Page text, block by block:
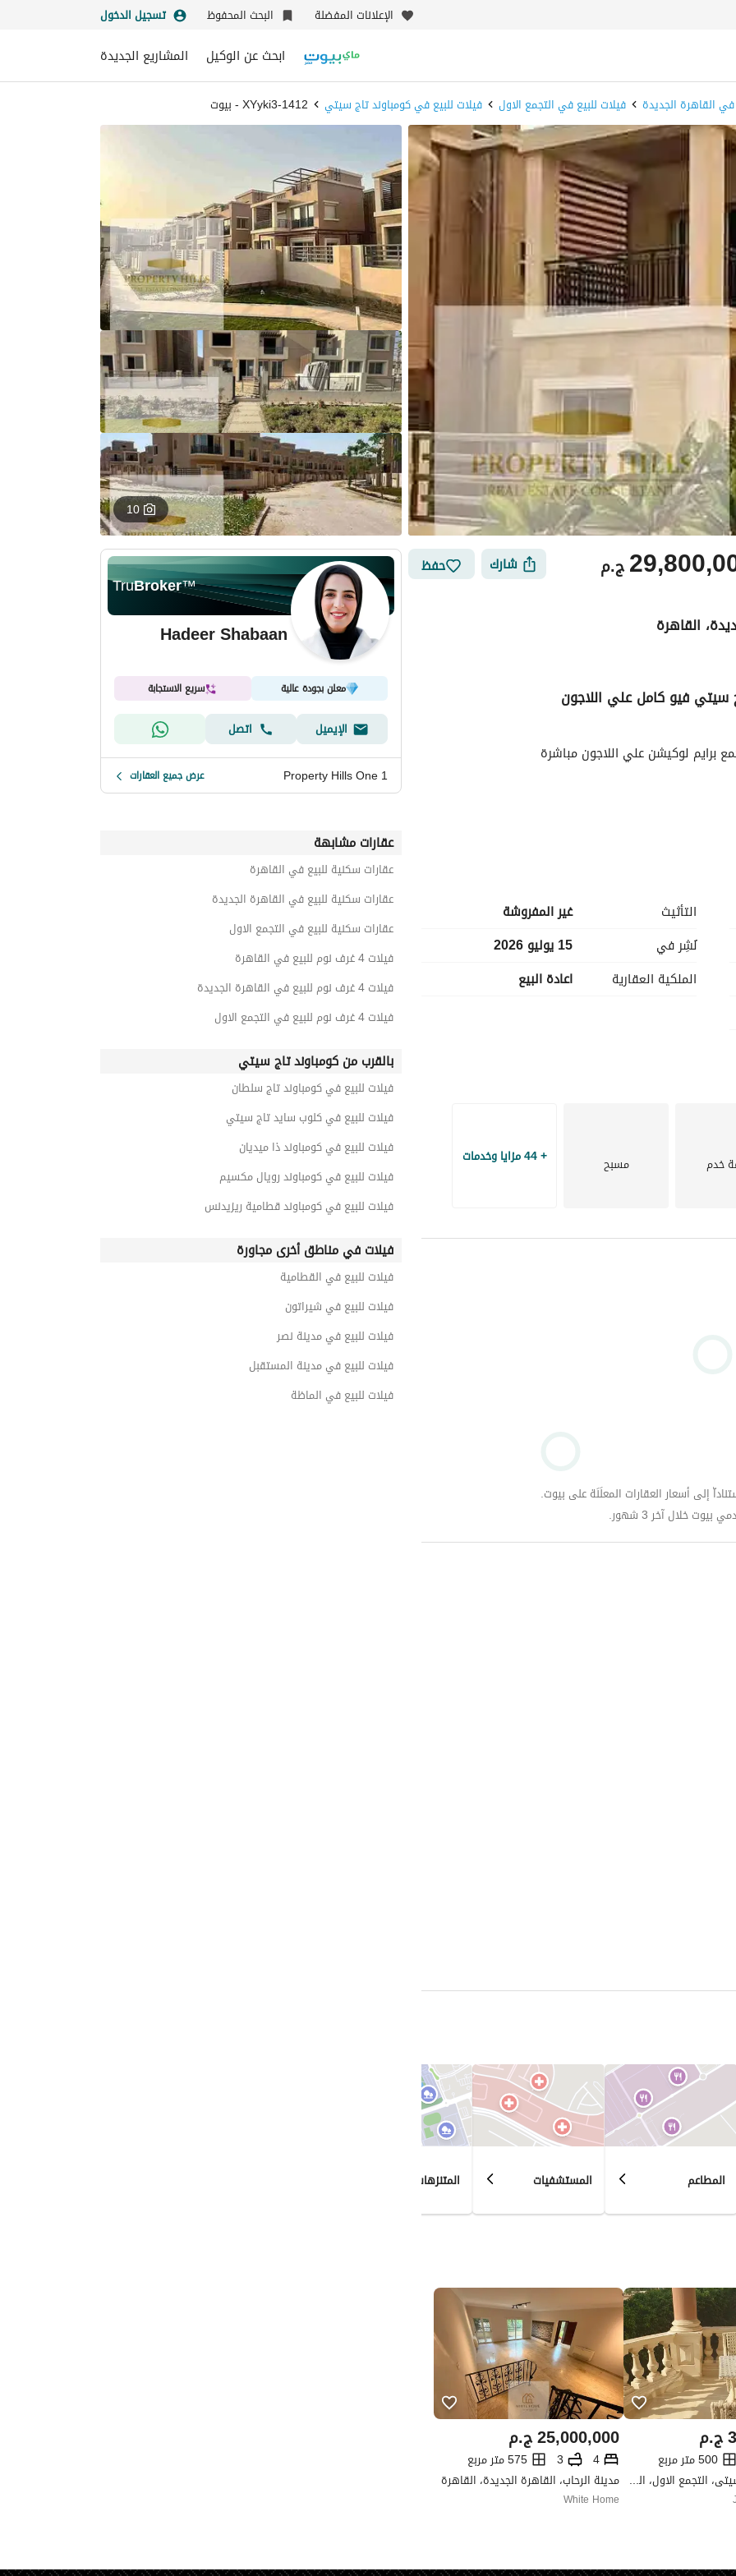
الإعلانات المفضلة البحث المحفوظ تسجيل الدخول
ابحث عن الوكيل المشاريع الجديدة
في القاهرة الجديدة فيلات للبيع في التجمع الاول فيلات للبيع في كومباوند تاج سيتي 1412-XYyki3 - بيوت
10
ج.م شارك حفظ
القاهرة
الموقع والأماكن القريبة
سيتي فيو كامل علي اللاجون
برايم لوكيشن علي اللاجون مباشرة
التأثيث
غير المفروشة
نُشِر في
15 يوليو 2026
الملكية العقارية
اعادة البيع
خدم مسبح + 44 مزايا وخدمات
إلى أسعار العقارات المعلَنَة على بيوت.
خلال آخر 3 شهور.
المطاعم المستشفيات المتنزهات
ج.م
500 متر مربع
كومباوند مارينا سيتى، التجمع الاول، القاهرة الجديدة، القاهرة
ج.م25,000,000
4
3
575 متر مربع
مدينة الرحاب، القاهرة الجديدة، القاهرة
White Home
TruBroker™
Hadeer Shabaan
معلن بجودة عالية سريع الاستجابة
الإيميل اتصل
Property Hills One 1 عرض جميع العقارات
عقارات مشابهة
عقارات سكنية للبيع في القاهرة
عقارات سكنية للبيع في القاهرة الجديدة
عقارات سكنية للبيع في التجمع الاول
فيلات 4 غرف نوم للبيع في القاهرة
فيلات 4 غرف نوم للبيع في القاهرة الجديدة
فيلات 4 غرف نوم للبيع في التجمع الاول
بالقرب من كومباوند تاج سيتي
فيلات للبيع في كومباوند تاج سلطان
فيلات للبيع في كلوب سايد تاج سيتي
فيلات للبيع في كومباوند ذا ميديان
فيلات للبيع في كومباوند رويال مكسيم
فيلات للبيع في كومباوند قطامية ريزيدنس
فيلات في مناطق أخرى مجاورة
فيلات للبيع في القطامية
فيلات للبيع في شيراتون
فيلات للبيع في مدينة نصر
فيلات للبيع في مدينة المستقبل
فيلات للبيع في الماظة